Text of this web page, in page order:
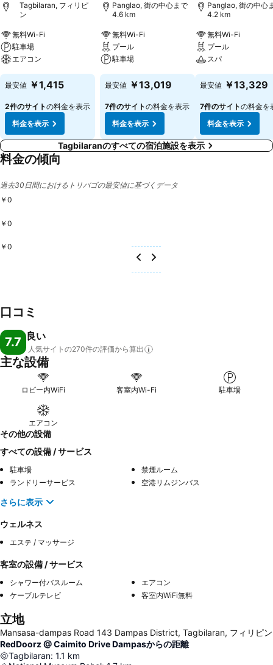
Tagbilaran, フィリピ
ン
無料Wi-Fi
駐車場
エアコン
最安値 ￥1,415
2件のサイトの料金を表示
料金を表示
Panglao, 街の中心まで
4.6 km
無料Wi-Fi
プール
駐車場
最安値 ￥13,019
7件のサイトの料金を表示
料金を表示
Panglao, 街の中心
4.2 km
無料Wi-Fi
プール
スパ
最安値 ￥13,329
7件のサイトの料金を
料金を表示
Tagbilaranのすべての宿泊施設を表示
料金の傾向
過去30日間におけるトリバゴの最安値に基づくデータ
￥0
￥0
￥0
口コミ
7.7 良い
人気サイトの270件の評価から算出
主な設備
ロビー内WiFi 客室内Wi-Fi 駐車場
エアコン
その他の設備
すべての設備 / サービス
駐車場
禁煙ルーム
ランドリーサービス
空港リムジンバス
さらに表示
ウェルネス
エステ / マッサージ
客室の設備 / サービス
シャワー付バスルーム
エアコン
ケーブルテレビ
客室内WiFi無料
立地
Mansasa-dampas Road 143 Dampas District, Tagbilaran, フィリピン
RedDoorz @ Caimito Drive Dampasからの距離
Tagbilaran: 1.1 km